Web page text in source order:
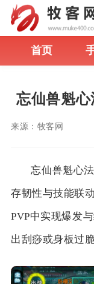
首页
忘仙兽魁
来源： 牧客网
忘仙兽魁心
存韧性与技能联
PVP中实现爆发
出刮痧或身板过